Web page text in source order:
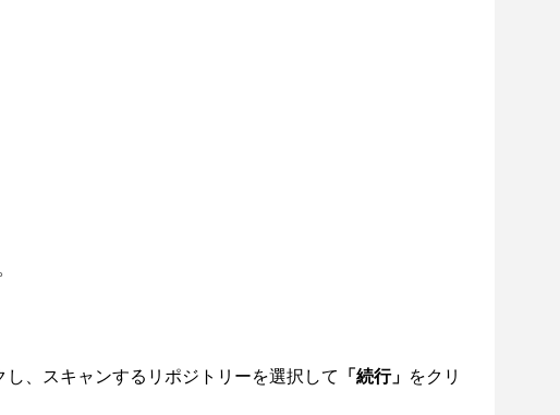
し、スキャンするリポジトリーを選択して 「続行」 をクリ